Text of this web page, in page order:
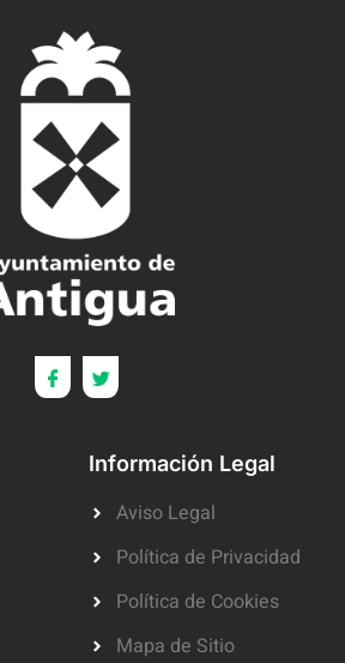
Información Legal
Aviso Legal
Política de Privacidad
Política de Cookies
Mapa de Sitio